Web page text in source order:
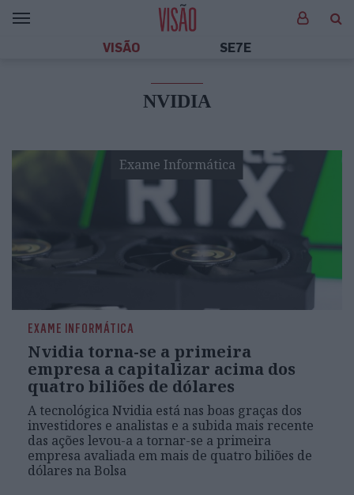
VISÃO SE7E
NVIDIA
Exame Informática
EXAME INFORMÁTICA
Nvidia torna-se a primeira
empresa a capitalizar acima dos
quatro biliões de dólares
A tecnológica Nvidia está nas boas graças dos
investidores e analistas e a subida mais recente
das ações levou-a a tornar-se a primeira
empresa avaliada em mais de quatro biliões de
dólares na Bolsa